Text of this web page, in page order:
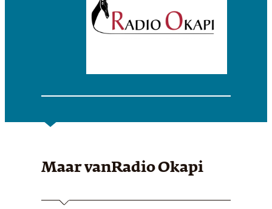
Maar vanRadio Okapi